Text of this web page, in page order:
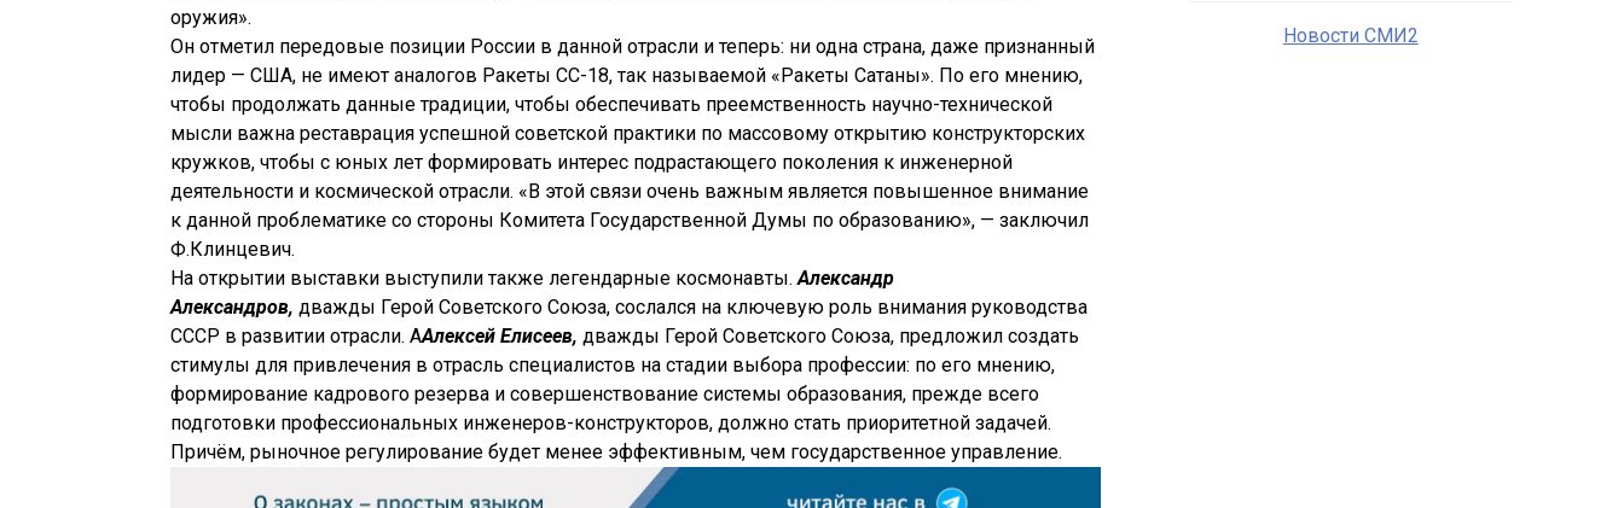
оружия».
Он отметил передовые позиции России в данной отрасли и теперь: ни одна страна, даже признанный
лидер — США, не имеют аналогов Ракеты СС-18, так называемой «Ракеты Сатаны». По его мнению,
чтобы продолжать данные традиции, чтобы обеспечивать преемственность научно-технической
мысли важна реставрация успешной советской практики по массовому открытию конструкторских
кружков, чтобы с юных лет формировать интерес подрастающего поколения к инженерной
деятельности и космической отрасли. «В этой связи очень важным является повышенное внимание
к данной проблематике со стороны Комитета Государственной Думы по образованию», — заключил
Ф.Клинцевич.
На открытии выставки выступили также легендарные космонавты. Александр
Александров, дважды Герой Советского Союза, сослался на ключевую роль внимания руководства
СССР в развитии отрасли. ААлексей Елисеев, дважды Герой Советского Союза, предложил создать
стимулы для привлечения в отрасль специалистов на стадии выбора профессии: по его мнению,
формирование кадрового резерва и совершенствование системы образования, прежде всего
подготовки профессиональных инженеров-конструкторов, должно стать приоритетной задачей.
Причём, рыночное регулирование будет менее эффективным, чем государственное управление.
Новости СМИ2